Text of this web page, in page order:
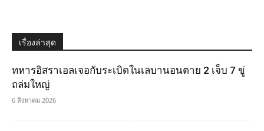
เรื่องล่าสุด
ทหารอิสราเอลเจอกับระเบิดในเลบานอนตาย 2 เจ็บ 7 ขู่
ถล่มใหญ่
6 สิงหาคม 2026